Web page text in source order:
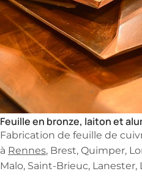
Feuille en bronze, laiton et
Fabrication de feuille de
à Rennes, Brest, Quimper,
Malo, Saint-Brieuc,